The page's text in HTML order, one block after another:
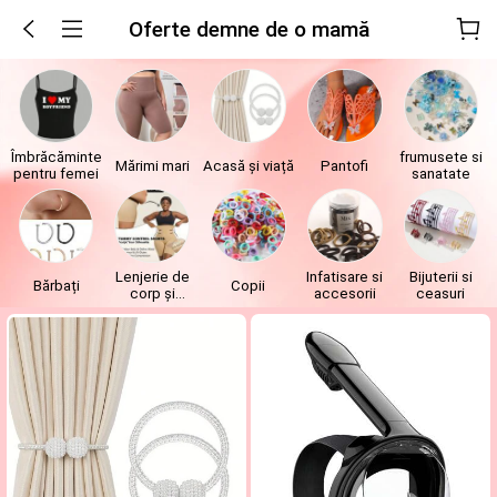
Oferte demne de o mamă
Îmbrăcăminte
pentru femei
Mărimi mari Acasă și viață Pantofi
frumusete si
sanatate
Bărbați
Lenjerie de
corp și
lenjerie de
noapte
Copii
Infatisare si
accesorii
Bijuterii si
ceasuri